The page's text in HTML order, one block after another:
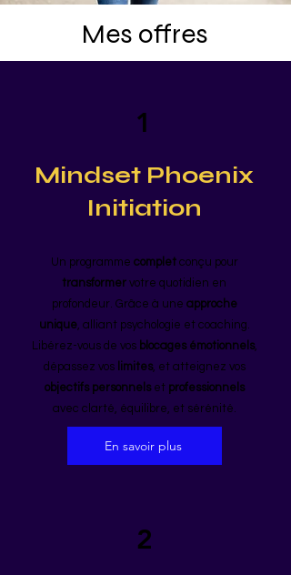
Mes offres
1
Mindset Phoenix
Initiation
Un programme completconçu pour
transformer votre quotidien en
profondeur. Grâce à une approche
unique, alliant psychologie et coaching.
Libérez-vous de vos blocages émotionnels,
dépassez vos limites, et atteignez vos
objectifs personnelset professionnels
avec clarté, équilibre, et sérénité.
En savoir plus
2